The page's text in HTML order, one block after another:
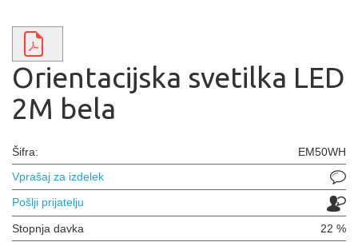
Orientacijska svetilka LED
2M bela
Šifra:
EM50WH
Vprašaj za izdelek
Pošlji prijatelju
Stopnja davka 22 %